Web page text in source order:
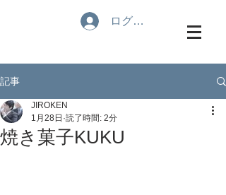
ログイン
記事
焼き菓子KUKU
JIROKEN
1月28日 読了時間: 2分